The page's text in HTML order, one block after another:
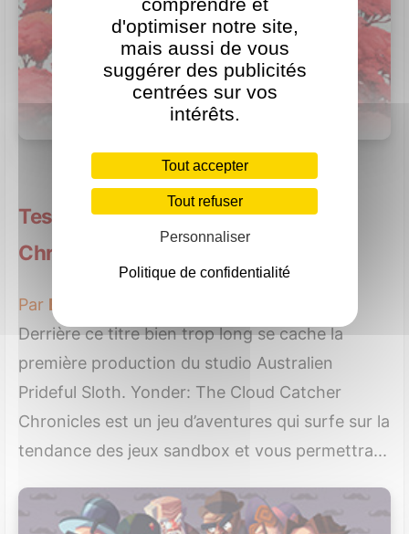
Test de Yonder: The Cloud Catcher
Chronicles sur Sony Playstation 4
Par Benjamin Levy
Derrière ce titre bien trop long se cache la
première production du studio Australien
Prideful Sloth. Yonder: The Cloud Catcher
Chronicles est un jeu d’aventures qui surfe sur la
tendance des jeux sandbox et vous permettra...
d'optimiser notre site,
mais aussi de vous
suggérer des publicités
centrées sur vos
intérêts.
Tout accepter
Tout refuser
Personnaliser
Politique de confidentialité